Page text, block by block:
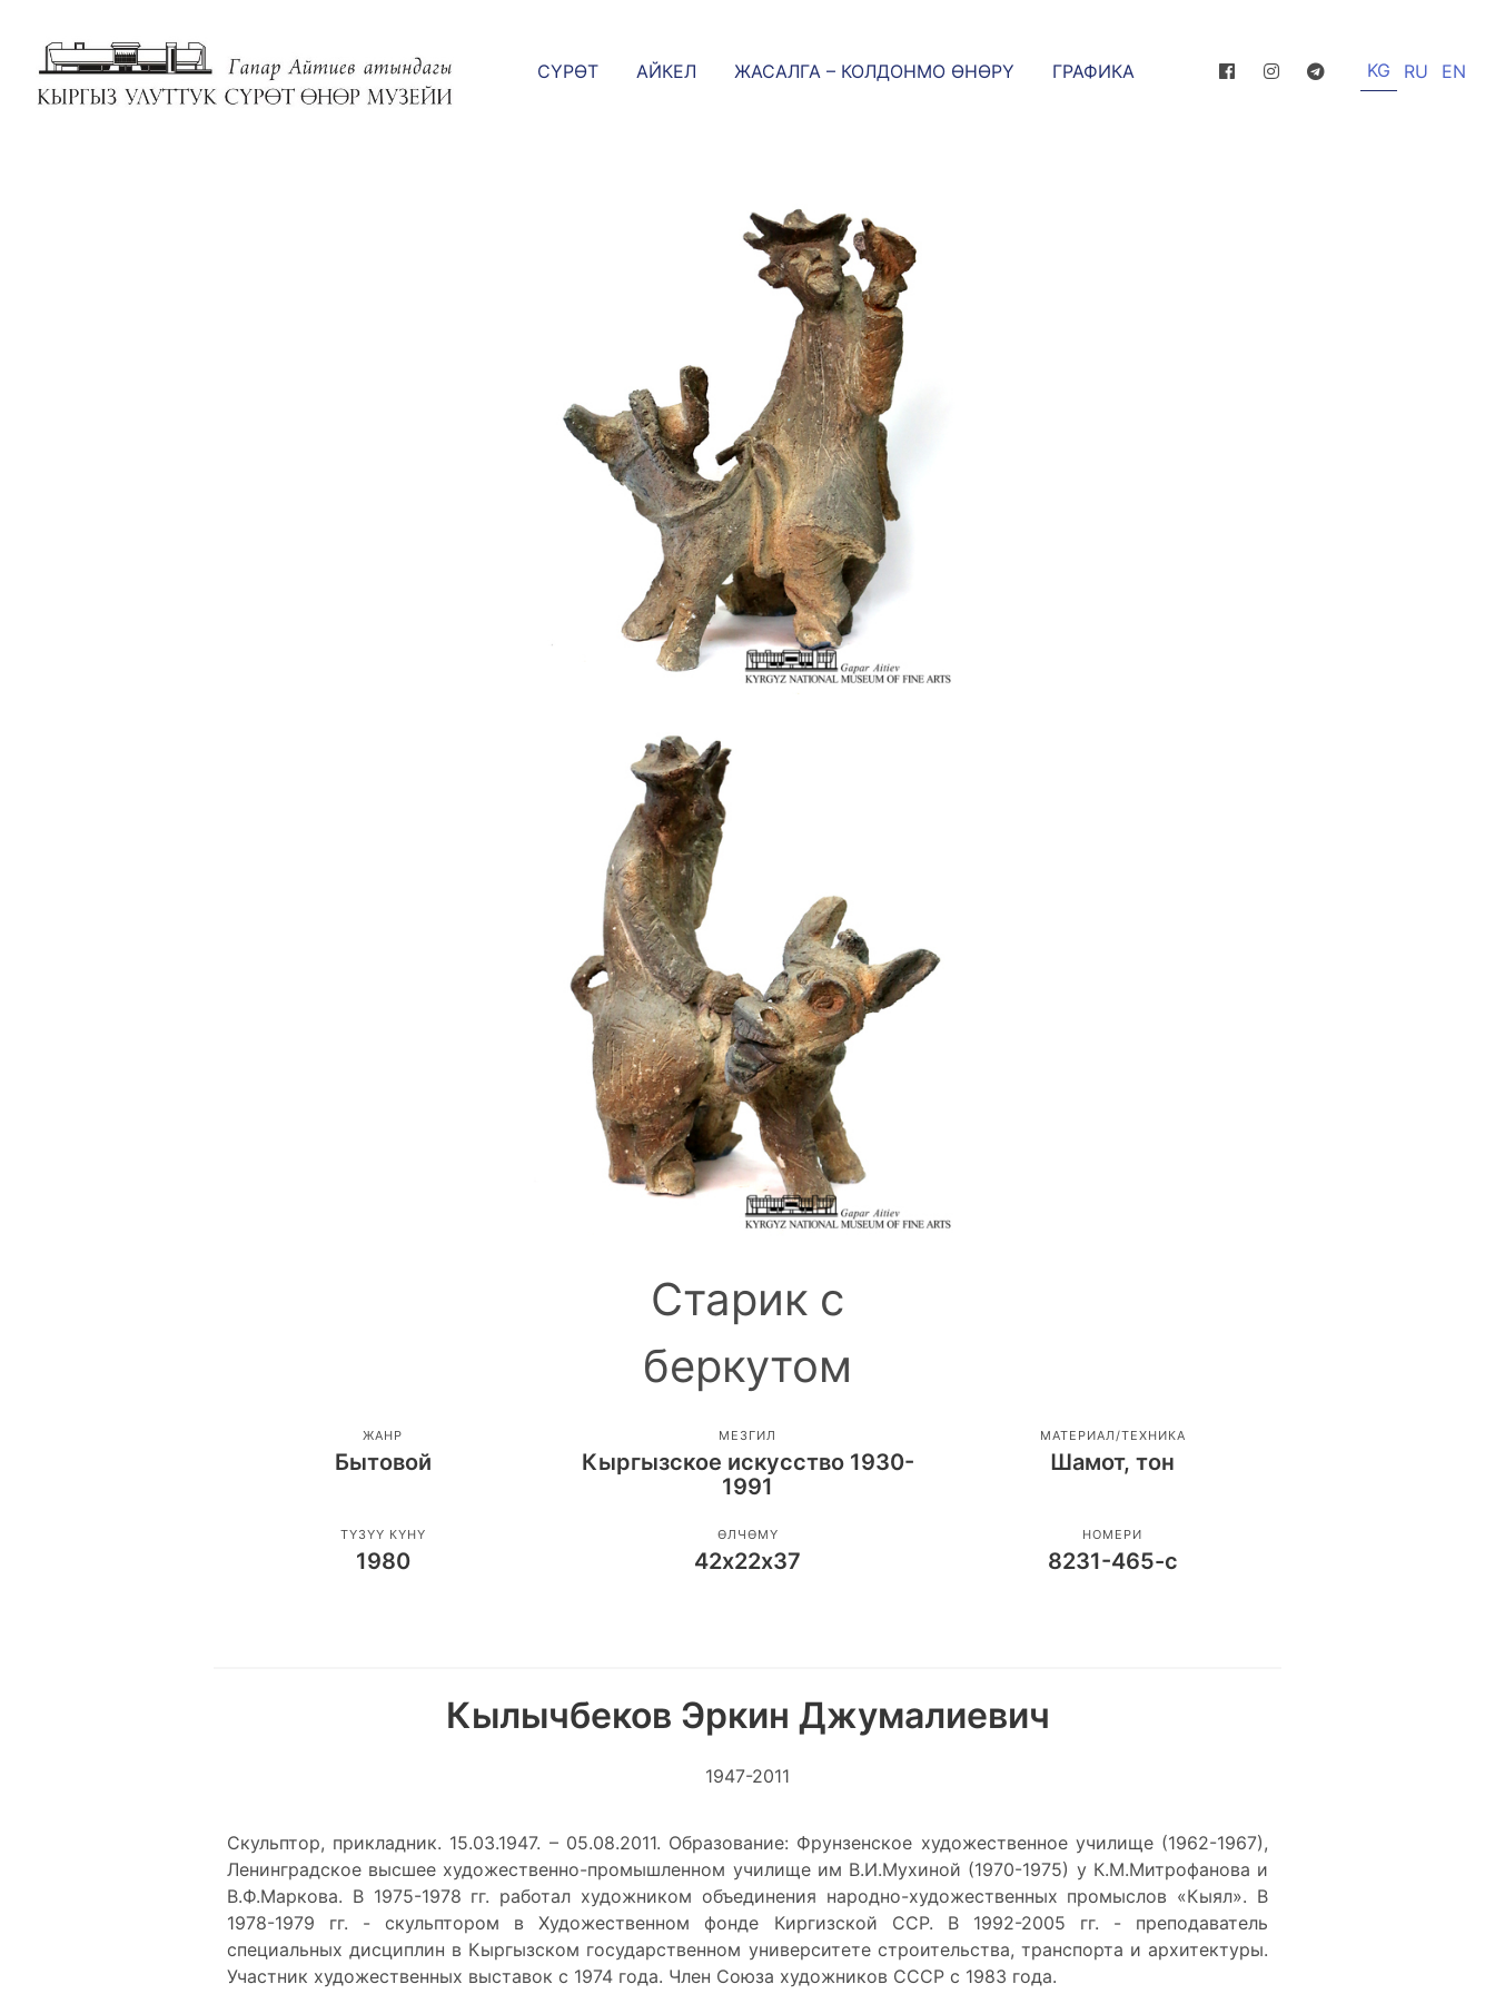
СҮРӨТ АЙКЕЛ ЖАСАЛГА – КОЛДОНМО ӨНӨРҮ ГРАФИКА KG RU EN
Старик с
беркутом
ЖАНР
Бытовой
МЕЗГИЛ
Кыргызское искусство 1930-
1991
МАТЕРИАЛ/ТЕХНИКА
Шамот, тон
ТҮЗҮҮ КҮНҮ
1980
ӨЛЧӨМҮ
42х22х37
НОМЕРИ
8231-465-с
Кылычбеков Эркин Джумалиевич
1947-2011
Скульптор, прикладник. 15.03.1947. – 05.08.2011. Образование: Фрунзенское художественное училище (1962-1967),
Ленинградское высшее художественно-промышленном училище им В.И.Мухиной (1970-1975) у К.М.Митрофанова и
В.Ф.Маркова. В 1975-1978 гг. работал художником объединения народно-художественных промыслов «Кыял». В
1978-1979 гг. - скульптором в Художественном фонде Киргизской ССР. В 1992-2005 гг. - преподаватель
специальных дисциплин в Кыргызском государственном университете строительства, транспорта и архитектуры.
Участник художественных выставок с 1974 года. Член Союза художников СССР с 1983 года.